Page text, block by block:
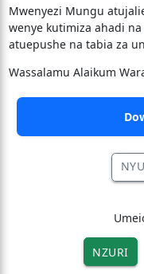
Mwenyezi Mungu
wenye kutimiza ahadi
atuepushe na tabia za
Wassalamu Alaikum
NZURI